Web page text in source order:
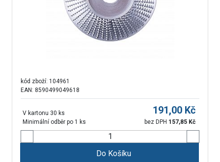
kód zboží: 104961
EAN: 8590499049618
V kartonu 30 ks
Minimální odběr po 1 ks
191,00 Kč
bez DPH 157,85 Kč
Do Košíku